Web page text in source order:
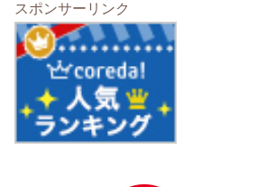
スポンサーリンク